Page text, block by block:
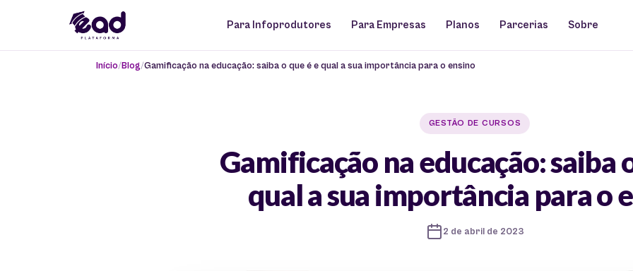
Para Infoprodutores Para Empresas Planos Parcerias Sobre
Início Blog Gamificação na educação: saiba o que é e qual a sua importância para o ensino
GESTÃO DE CURSOS
Gamificação na educação: saiba
qual a sua importância para o
2 de abril de 2023